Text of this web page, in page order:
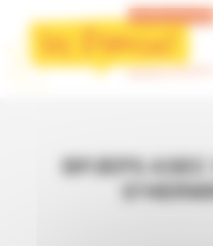
Panneau de gestion des cookies
BPJEPS